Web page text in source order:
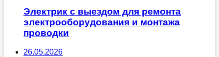
Электрик с выездом для ремонта
электрооборудования и монтажа
проводки
26.05.2026